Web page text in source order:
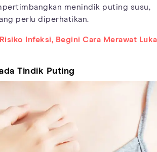
menindik puting susu,
perlu diperhatikan.
Infeksi, Begini Cara Merawat Luka
Tindik Puting